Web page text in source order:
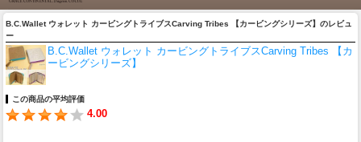
B.C.Wallet ウォレット カービングトライブスCarving Tribes 【カービングシリーズ】のレビュ
ー
B.C.Wallet ウォレット カービングトライブスCarving Tribes 【カ
ービングシリーズ】
この商品の平均評価
4.00